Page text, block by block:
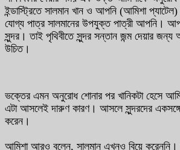
ইন্ডাস্ট্রিতে সালমান খান ও আপনি (আমিশা
যোগ্য পাত্র সালমানের উপযুক্ত পাত্রী আপনি।
সুন্দর। তাই পৃথিবীতে সুন্দর সন্তান জন্ম দেয়ার জন্য
উচিত।
ভক্তের এমন অনুরোধ শোনার পর খানিকটা হেসে
এটা আসলেই দারুণ কারণ। আসলে সুন্দরদের
করেন।
আমিশা আরও বলেন, সালমান এখনও বিয়ে করেননি।